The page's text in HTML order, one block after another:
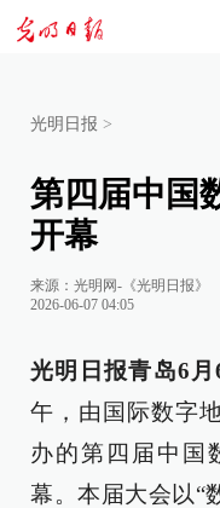
光明日报 >
第四届中国
开幕
来源： 光明网-《光明日报》
2026-06-07 04:05
光明日报青岛6
午，由国际数字
办的第四届中国
幕。本届大会以“